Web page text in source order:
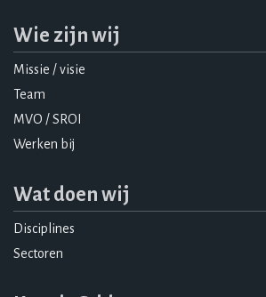
Wie zijn wij
Missie / visie
Team
MVO / SROI
Werken bij
Wat doen wij
Disciplines
Sectoren